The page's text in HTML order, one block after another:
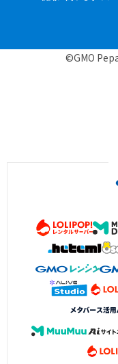
©GMO